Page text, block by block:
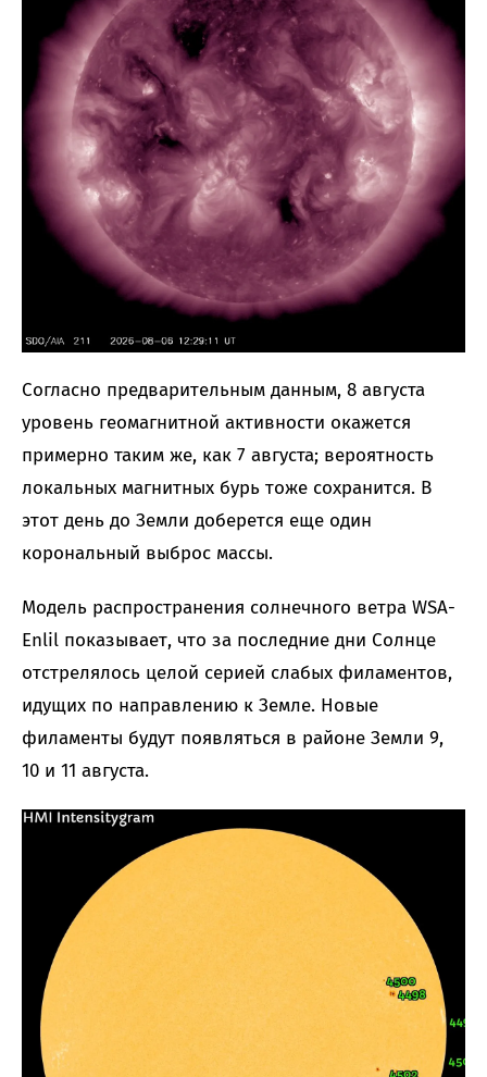
Согласно предварительным данным, 8 августа
уровень геомагнитной активности окажется
примерно таким же, как 7 августа; вероятность
локальных магнитных бурь тоже сохранится. В
этот день до Земли доберется еще один
корональный выброс массы.
Модель распространения солнечного ветра WSA-
Enlil показывает, что за последние дни Солнце
отстрелялось целой серией слабых филаментов,
идущих по направлению к Земле. Новые
филаменты будут появляться в районе Земли 9,
10 и 11 августа.